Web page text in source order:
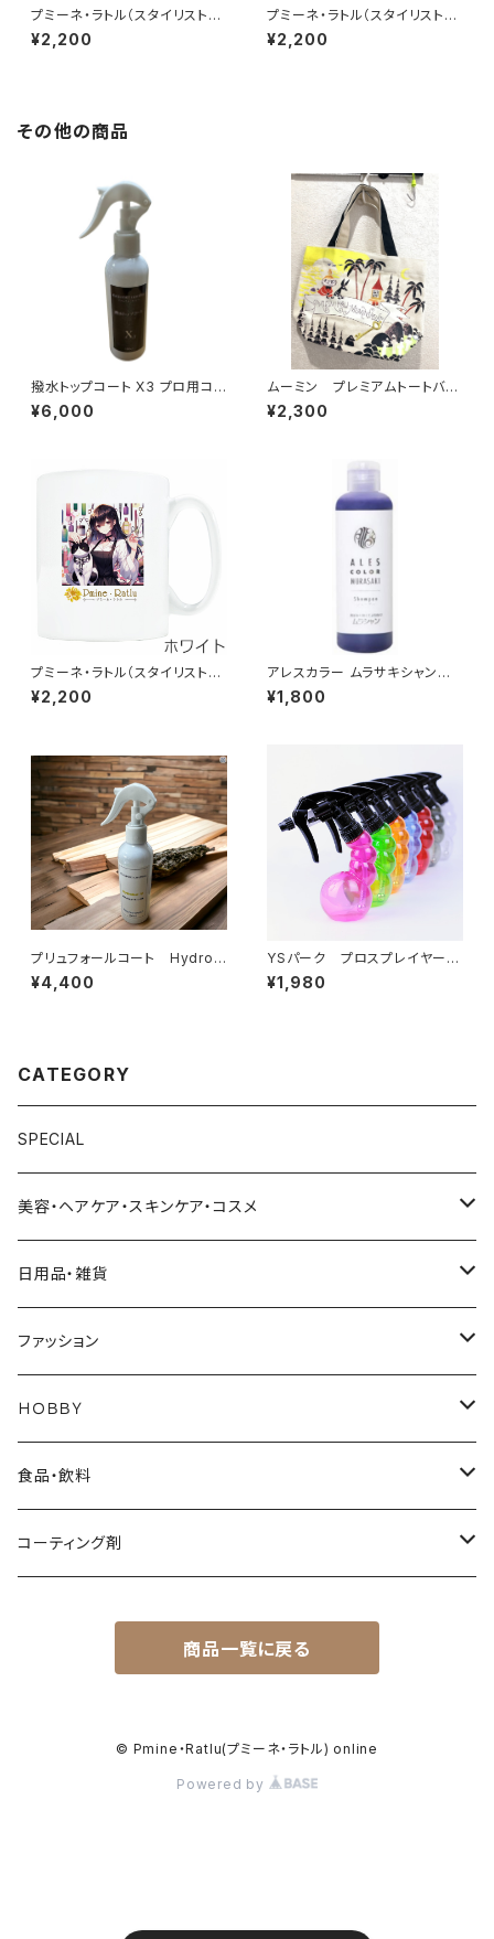
プミーネ・ラトル（スタイリスト）
マグカップ
¥2,200
プミーネ・ラトル（スタイリスト2）
マグカップ
¥2,200
その他の商品
撥水トップコート X3 プロ用コ
ーティング仕上げ用 150ml
¥6,000
ムーミン プレミアムトートバッ
ク （ムーミン・ミイ）
¥2,300
プミーネ・ラトル（スタイリスト3）
マグカップ
¥2,200
アレスカラー ムラサキシャンプ
ー200ml
¥1,800
プリュフォールコート Hydrob
el U【ハイドロベル U】
¥4,400
YSパーク プロスプレイヤー
【霧吹き】
¥1,980
CATEGORY
SPECIAL
美容・ヘアケア・スキンケア・コスメ
美容
美容家電
美容小物アイテム
ヘアケア
シャンプー
コンディショナー・ヘアマスク
コスメ
スキンケア
洗顔せっけん
日用品・雑貨
日用品
雑貨
コーティング剤
テレビ・鏡・陶器コーティング剤
ファッション
バック
エコバック
トートバック
ＨＯＢＢＹ
プラモデル
食品・飲料
飲料
コーティング剤
自動車ガラス用コーティング剤
自動車ボディコーティング
商品一覧に戻る
© Pmine・Ratlu(プミーネ・ラトル) online
Powered by